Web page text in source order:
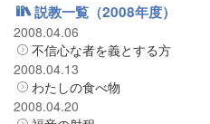
説教一覧（2008年度）
2008.04.06
不信心な者を義とする方
2008.04.13
わたしの食べ物
2008.04.20